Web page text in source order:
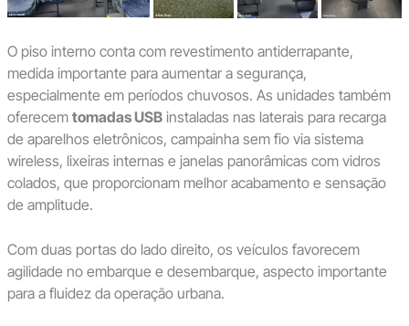
O piso interno conta com revestimento antiderrapante,
medida importante para aumentar a segurança,
especialmente em períodos chuvosos. As unidades também
oferecem tomadas USBinstaladas nas laterais para recarga
de aparelhos eletrônicos, campainha sem fio via sistema
wireless, lixeiras internas e janelas panorâmicas com vidros
colados, que proporcionam melhor acabamento e sensação
de amplitude.
Com duas portas do lado direito, os veículos favorecem
agilidade no embarque e desembarque, aspecto importante
para a fluidez da operação urbana.